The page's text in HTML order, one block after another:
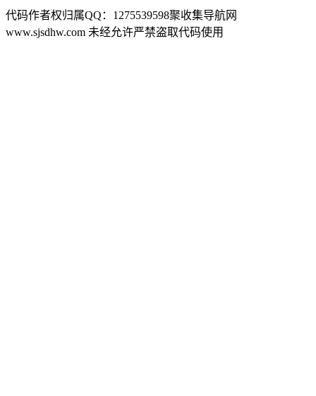
代码作者权归属QQ：1275539598聚收集导航网
www.sjsdhw.com 未经允许严禁盗取代码使用